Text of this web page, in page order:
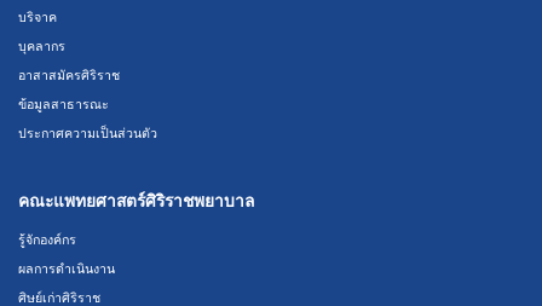
บริจาค
บุคลากร
อาสาสมัครศิริราช
ข้อมูลสาธารณะ
ประกาศความเป็นส่วนตัว
คณะแพทยศาสตร์ศิริราชพยาบาล
รู้จักองค์กร
ผลการดำเนินงาน
ศิษย์เก่าศิริราช